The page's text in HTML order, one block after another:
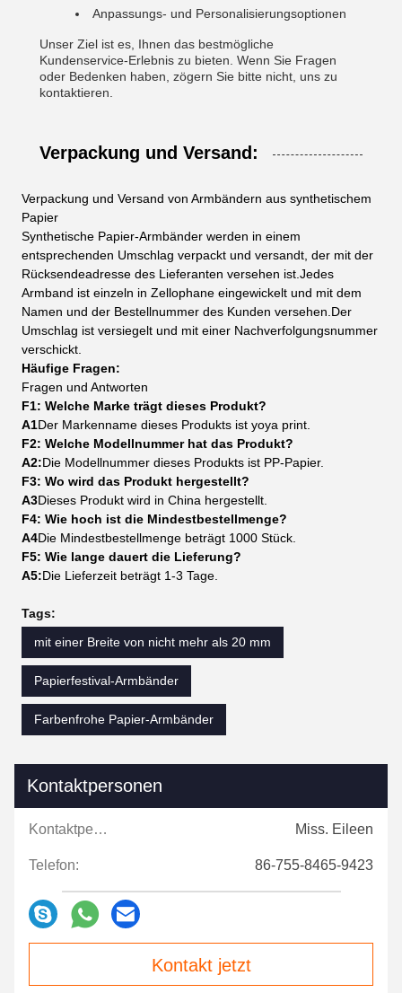
Anpassungs- und Personalisierungsoptionen
Unser Ziel ist es, Ihnen das bestmögliche
Kundenservice-Erlebnis zu bieten. Wenn Sie Fragen
oder Bedenken haben, zögern Sie bitte nicht, uns zu
kontaktieren.
Verpackung und Versand:
Verpackung und Versand von Armbändern aus synthetischem
Papier
Synthetische Papier-Armbänder werden in einem
entsprechenden Umschlag verpackt und versandt, der mit der
Rücksendeadresse des Lieferanten versehen ist.Jedes
Armband ist einzeln in Zellophane eingewickelt und mit dem
Namen und der Bestellnummer des Kunden versehen.Der
Umschlag ist versiegelt und mit einer Nachverfolgungsnummer
verschickt.
Häufige Fragen:
Fragen und Antworten
F1: Welche Marke trägt dieses Produkt?
A1Der Markenname dieses Produkts ist yoya print.
F2: Welche Modellnummer hat das Produkt?
A2:Die Modellnummer dieses Produkts ist PP-Papier.
F3: Wo wird das Produkt hergestellt?
A3Dieses Produkt wird in China hergestellt.
F4: Wie hoch ist die Mindestbestellmenge?
A4Die Mindestbestellmenge beträgt 1000 Stück.
F5: Wie lange dauert die Lieferung?
A5:Die Lieferzeit beträgt 1-3 Tage.
Tags:
mit einer Breite von nicht mehr als 20 mm
Papierfestival-Armbänder
Farbenfrohe Papier-Armbänder
Kontaktpersonen
Kontaktpersonen: Miss. Eileen
Telefon: 86-755-8465-9423
Kontakt jetzt